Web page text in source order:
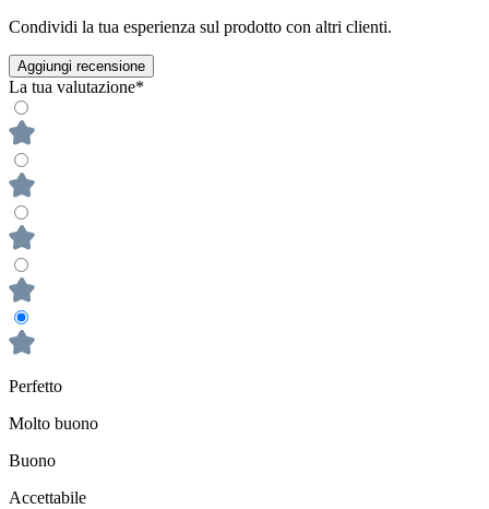
Condividi la tua esperienza sul prodotto con altri clienti.
Aggiungi recensione
La tua valutazione*
Perfetto
Molto buono
Buono
Accettabile